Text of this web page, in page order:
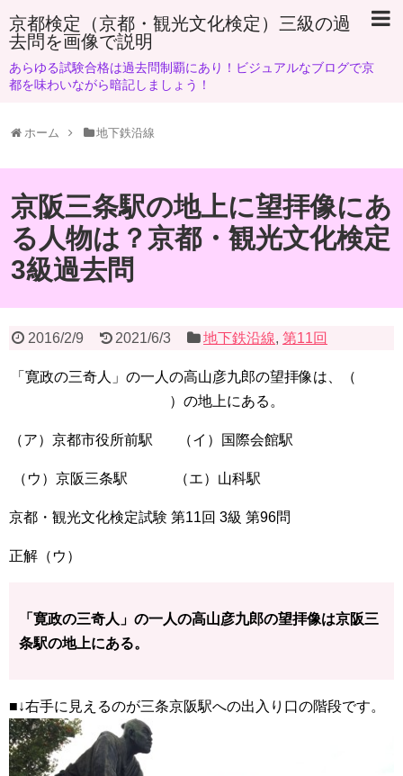
京都検定（京都・観光文化検定）三級の過
去問を画像で説明
あらゆる試験合格は過去問制覇にあり！ビジュアルなブログで京
都を味わいながら暗記しましょう！
ホーム 地下鉄沿線
京阪三条駅の地上に望拝像にあ
る人物は？京都・観光文化検定
3級過去問
2016/2/9 2021/6/3 地下鉄沿線,第11回
「寛政の三奇人」の一人の高山彦九郎の望拝像は、（
）の地上にある。
（ア）京都市役所前駅 （イ）国際会館駅
（ウ）京阪三条駅 （エ）山科駅
京都・観光文化検定試験 第11回 3級 第96問
正解（ウ）
「寛政の三奇人」の一人の高山彦九郎の望拝像は京阪三
条駅の地上にある。
■↓右手に見えるのが三条京阪駅への出入り口の階段です。